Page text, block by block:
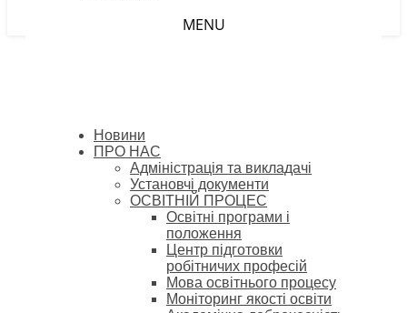
MENU
Новини
ПРО НАС
Адміністрація та викладачі
Установчі документи
ОСВІТНІЙ ПРОЦЕС
Освітні програми і
положення
Центр підготовки
робітничих професій
Мова освітнього процесу
Моніторинг якості освіти